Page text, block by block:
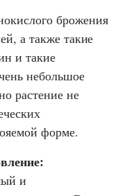
брожения
а также такие
и такие
небольшое
растение не
форме.
и